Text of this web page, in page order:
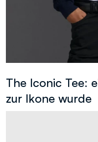
The Iconic Tee:
zur Ikone wurde